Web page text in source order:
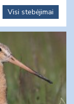
Visi stebėjimai